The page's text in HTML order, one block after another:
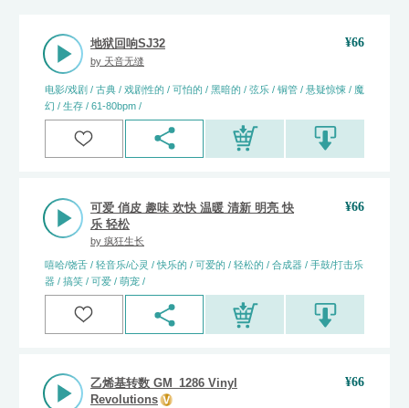
地狱回响SJ32
by 天音无缝
¥66
电影/戏剧 / 古典 / 戏剧性的 / 可怕的 / 黑暗的 / 弦乐 / 铜管 / 悬疑惊悚 / 魔
幻 / 生存 / 61-80bpm /
可爱 俏皮 趣味 欢快 温暖 清新 明亮 快
乐 轻松
by 疯狂生长
¥66
嘻哈/饶舌 / 轻音乐/心灵 / 快乐的 / 可爱的 / 轻松的 / 合成器 / 手鼓/打击乐
器 / 搞笑 / 可爱 / 萌宠 /
乙烯基转数 GM_1286 Vinyl
Revolutions
¥66